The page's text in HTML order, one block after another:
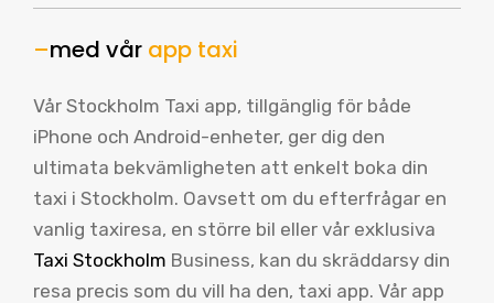
–med vår app taxi
Vår Stockholm Taxi app, tillgänglig för både
iPhone och Android-enheter, ger dig den
ultimata bekvämligheten att enkelt boka din
taxi i Stockholm. Oavsett om du efterfrågar en
vanlig taxiresa, en större bil eller vår exklusiva
Taxi Stockholm Business, kan du skräddarsy din
resa precis som du vill ha den, taxi app. Vår app